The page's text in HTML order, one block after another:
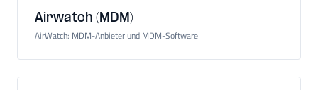
Airwatch (MDM)
AirWatch: MDM-Anbieter und MDM-Software